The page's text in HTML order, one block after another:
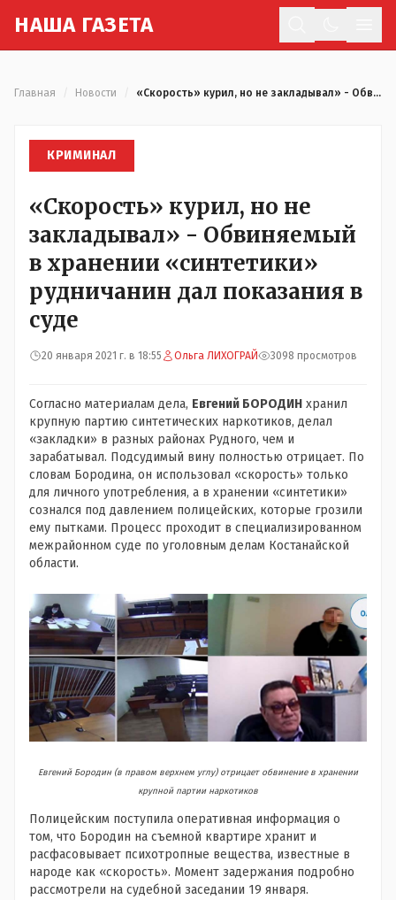
НАША ГАЗЕТА
Главная Новости «Скорость» курил, но не закладывал» - Обвиняемый в хранении «синтетики» рудничанин дал показания в суде
КРИМИНАЛ
«Скорость» курил, но не
закладывал» - Обвиняемый
в хранении «синтетики»
рудничанин дал показания в
суде
20 января 2021 г. в 18:55 Ольга ЛИХОГРАЙ 3098 просмотров
Согласно материалам дела, Евгений БОРОДИН хранил
крупную партию синтетических наркотиков, делал
«закладки» в разных районах Рудного, чем и
зарабатывал. Подсудимый вину полностью отрицает. По
словам Бородина, он использовал «скорость» только
для личного употребления, а в хранении «синтетики»
сознался под давлением полицейских, которые грозили
ему пытками. Процесс проходит в специализированном
межрайонном суде по уголовным делам Костанайской
области.
Евгений Бородин (в правом верхнем углу) отрицает обвинение в хранении
крупной партии наркотиков
Полицейским поступила оперативная информация о
том, что Бородин на съемной квартире хранит и
расфасовывает психотропные вещества, известные в
народе как «скорость». Момент задержания подробно
рассмотрели на судебной заседании 19 января.